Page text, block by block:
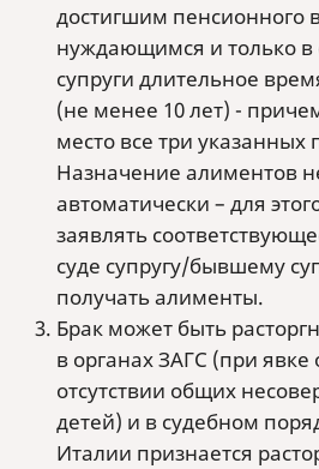
достигшим пенсионного
нуждающимся и только в
супруги длительное
(не менее 10 лет) -
место все три указанных
Назначение алиментов
автоматически – для
заявлять
суде супругу/бывшему
получать алименты.
Брак может быть
в органах ЗАГС (при явке
отсутствии общих
детей) и в судебном
Италии признается